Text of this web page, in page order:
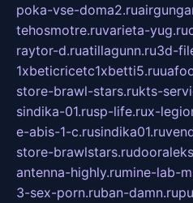
poka-vse-doma2.ru
tehosmotre.ruvarieta-yug.ru
raytor-d.ruatillagunn.ru3d-
1xbeticricetc1xbetti5.ru
store-brawl-stars.rukts-
sindika-01.rusp-life.rux-
e-abis-1-c.rusindika01.ru
store-brawlstars.ru
antenna-highly.rumine-lab-
3-sex-porn.ruban-damn.ru